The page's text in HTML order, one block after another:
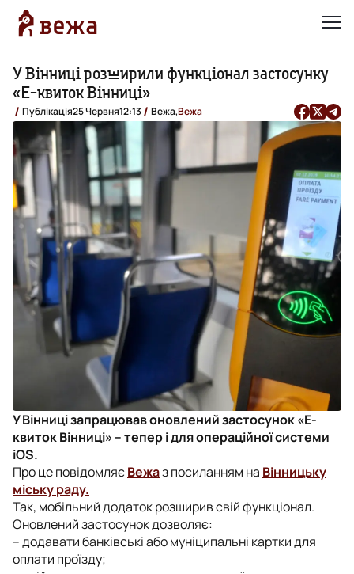
У Вінниці розширили функціонал застосунку
«Е-квиток Вінниці»
Публікація25 Червня12:13 Вежа,Вежа
У Вінниці запрацював оновлений застосунок «Е-
квиток Вінниці» – тепер і для операційної системи
iOS.
Про це повідомляєВежаз посиланням на Вінницьку
міську раду.
Так, мобільний додаток розширив свій функціонал.
Оновлений застосунок дозволяє:
– додавати банківські або муніципальні картки для
оплати проїзду;